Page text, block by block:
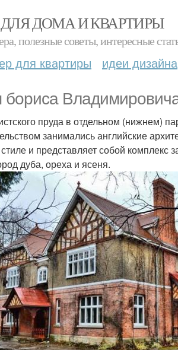
ДЛЯ ДОМА И КВАРТИРЫ
полезные советы, интересные
для квартиры идеи дизайна
бориса
пруда в отдельном (нижнем)
занимались английские
и представляет собой комплекс
дуба, ореха и ясеня.